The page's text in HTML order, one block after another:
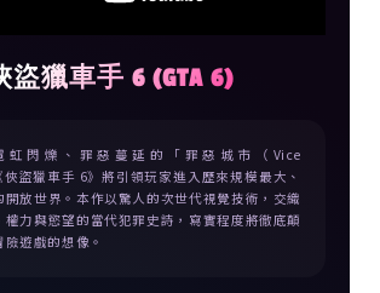
盜獵車手 6 (GTA 6)
虹閃爍、罪惡蔓延的「罪惡城市（Vice
盜獵車手 6》將引領玩家進入歷來規模最大、
開放世界。本作以驚人的次世代視覺技術，交織
權力與慾望的當代犯罪史詩，寫實程度將徹底顛
遊戲的想像。